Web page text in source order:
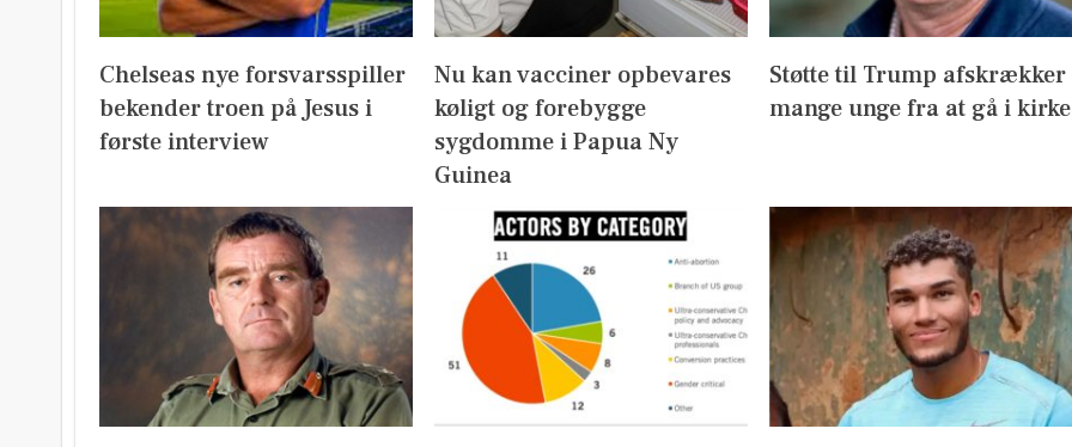
Chelseas nye forsvarsspiller
bekender troen på Jesus i
første interview
Nu kan vacciner opbevares
køligt og forebygge
sygdomme i Papua Ny
Guinea
Støtte til Trump afskrækker
mange unge fra at gå i kirke